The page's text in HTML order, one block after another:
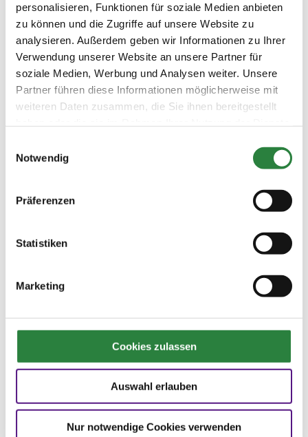
personalisieren, Funktionen für soziale Medien anbieten
zu können und die Zugriffe auf unsere Website zu
analysieren. Außerdem geben wir Informationen zu Ihrer
Verwendung unserer Website an unsere Partner für
soziale Medien, Werbung und Analysen weiter. Unsere
Partner führen diese Informationen möglicherweise mit
weiteren Daten zusammen, die Sie ihnen bereitgestellt
Notwendig
Präferenzen
Statistiken
Marketing
Cookies zulassen
Auswahl erlauben
Nur notwendige Cookies verwenden
Mitglied wird, erhält als
Begrüßungsgeschenk ein
wertvolles Fachbuch nach Wahl bis
30 Euro aus dem Sortiment des
FNverlags (nur Eigenprodukte,
keine Handelsware).
Regionalversammlungen
kostenlos für PM